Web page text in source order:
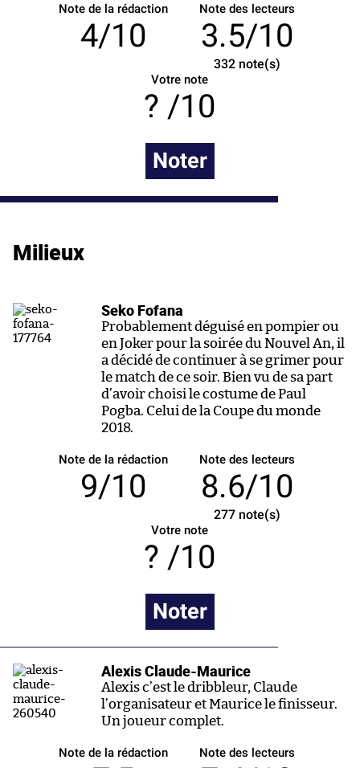
Note de la rédaction
4/10
Note des lecteurs
3.5/10
332note(s)
Votre note
/10
Noter
Milieux
Seko Fofana
Probablement déguisé en pompier ou
en Joker pour la soirée du Nouvel An, il
a décidé de continuer à se grimer pour
le match de ce soir. Bien vu de sa part
d’avoir choisi le costume de Paul
Pogba. Celui de la Coupe du monde
2018.
Note de la rédaction
9/10
Note des lecteurs
8.6/10
277note(s)
Votre note
/10
Noter
Alexis Claude-Maurice
Alexis c’est le dribbleur, Claude
l’organisateur et Maurice le finisseur.
Un joueur complet.
Note de la rédaction Note des lecteurs